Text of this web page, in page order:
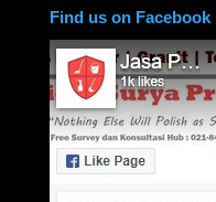
Find us on Facebook